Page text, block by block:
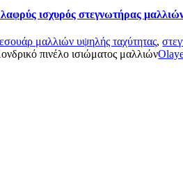
ισχυρός στεγνωτήρας
μαλλιών υψηλής ταχύτητας,
πινέλο ισιώματος μαλλιών